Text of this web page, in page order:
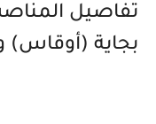
تفاصيل
بجاية (أوقاس)